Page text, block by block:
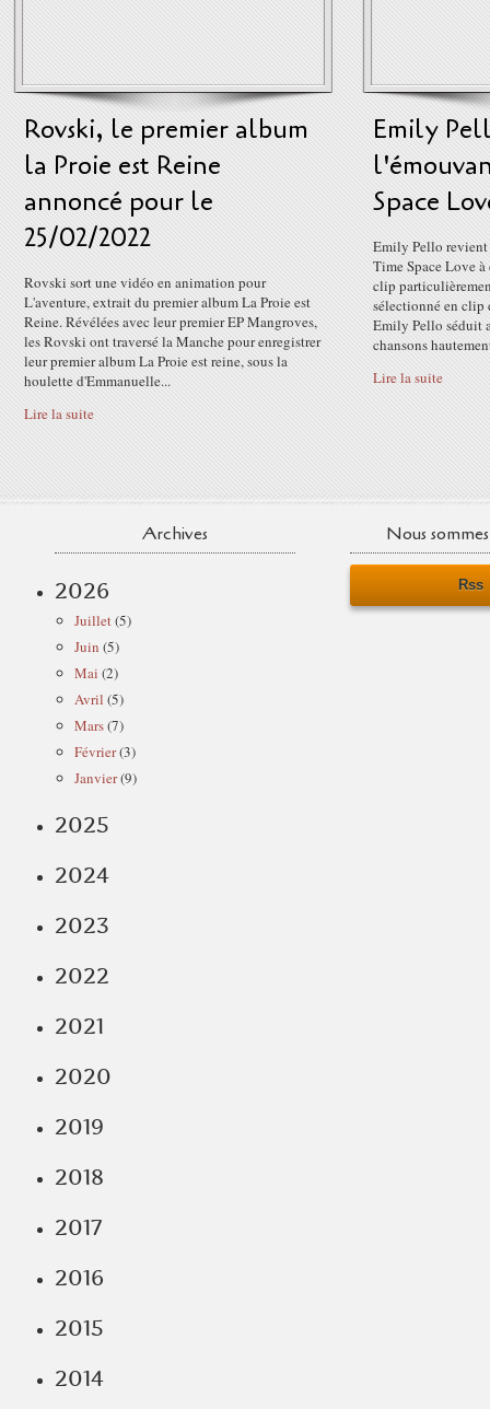
Rovski, le premier album
la Proie est Reine
annoncé pour le
25/02/2022
Rovski sort une vidéo en animation pour
L'aventure, extrait du premier album La Proie est
Reine. Révélées avec leur premier EP Mangroves,
les Rovski ont traversé la Manche pour enregistrer
leur premier album La Proie est reine, sous la
houlette d'Emmanuelle...
Lire la suite
Emily
Space
Emily Pello revient
Time Space Love
clip
sélectionné en clip
Emily Pello séduit
chansons
Lire la suite
Archives
2026
Juillet(5)
Juin (5)
Mai (2)
Avril (5)
Mars(7)
Février(3)
Janvier(9)
2025
2024
2023
2022
2021
2020
2019
2018
2017
2016
2015
2014
Nous
Rss